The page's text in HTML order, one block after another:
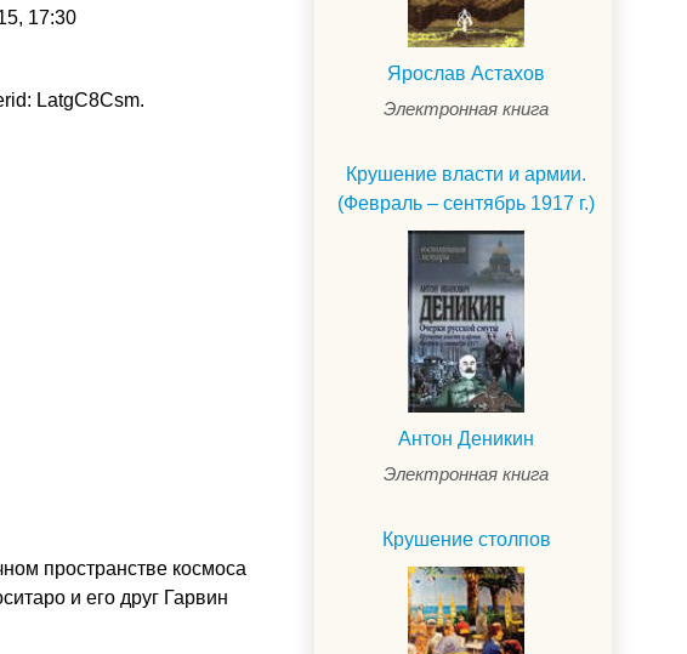
17:30
LatgC8Csm.
пространстве космоса
и его друг Гарвин
Ярослав Астахов
Электронная книга
Крушение власти и армии.
(Февраль – сентябрь 1917 г.)
Антон Деникин
Электронная книга
Крушение столпов